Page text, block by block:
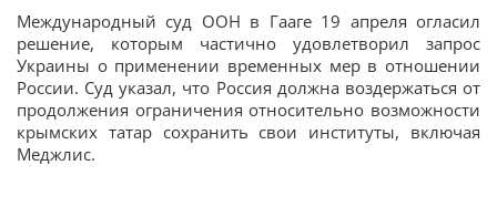
Международный суд ООН в Гааге 19 апреля огласил
решение, которым частично удовлетворил запрос
Украины о применении временных мер в отношении
России. Суд указал, что Россия должна воздержаться от
продолжения ограничения относительно возможности
крымских татар сохранить свои институты, включая
Меджлис.